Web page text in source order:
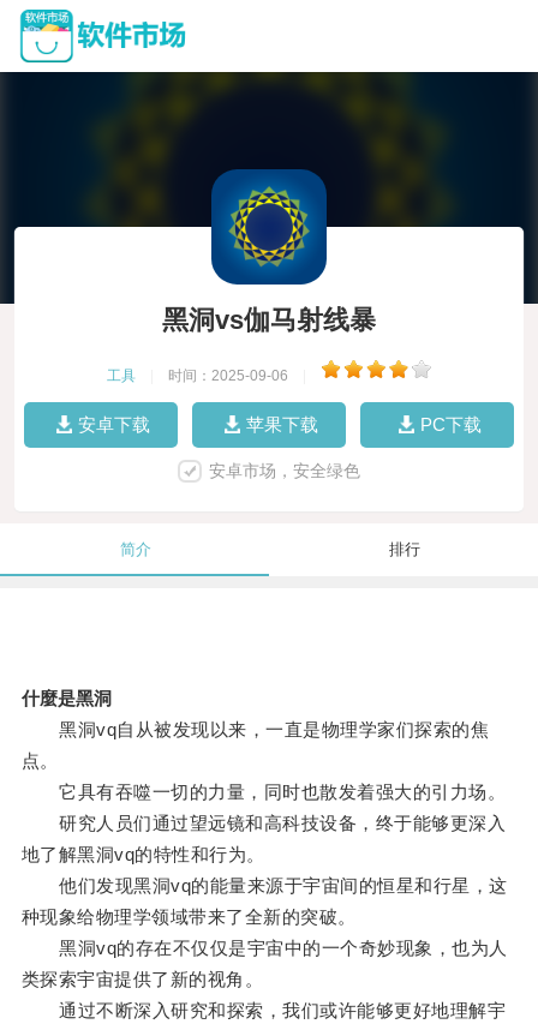
黑洞vs伽马射线暴
工具 时间：2025-09-06
安卓下载 苹果下载 PC下载
安卓市场，安全绿色
简介 排行
什麼是黑洞
黑洞vq自从被发现以来，一直是物理学家们探索的焦
点。
它具有吞噬一切的力量，同时也散发着强大的引力场。
研究人员们通过望远镜和高科技设备，终于能够更深入
地了解黑洞vq的特性和行为。
他们发现黑洞vq的能量来源于宇宙间的恒星和行星，这
种现象给物理学领域带来了全新的突破。
黑洞vq的存在不仅仅是宇宙中的一个奇妙现象，也为人
类探索宇宙提供了新的视角。
通过不断深入研究和探索，我们或许能够更好地理解宇